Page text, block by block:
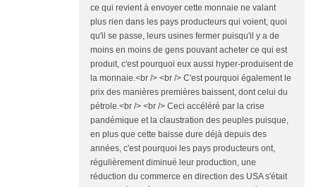
ce qui revient à envoyer cette monnaie ne valant
plus rien dans les pays producteurs qui voient, quoi
qu'il se passe, leurs usines fermer puisqu'il y a de
moins en moins de gens pouvant acheter ce qui est
produit, c'est pourquoi eux aussi hyper-produisent de
la monnaie.<br /> <br /> C'est pourquoi également le
prix des manières premières baissent, dont celui du
pétrole.<br /> <br /> Ceci accéléré par la crise
pandémique et la claustration des peuples puisque,
en plus que cette baisse dure déjà depuis des
années, c'est pourquoi les pays producteurs ont,
régulièrement diminué leur production, une
réduction du commerce en direction des USA s'était